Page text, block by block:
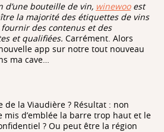
d’une bouteille de vin, winewooest
la majorité des étiquettes de vins
des contenus et des
et qualifiées. Carrément. Alors
app sur notre tout nouveau
ma cave…
de la Viaudière ? Résultat : non
mis d’emblée la barre trop haut et le
? Ou peut être la région